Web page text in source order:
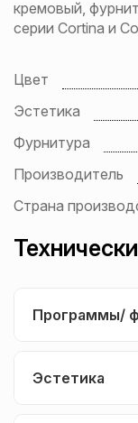
кремовый,
серии Cortina и
Цвет
Эстетика
Фурнитура
Производитель
Страна
Программы/
Эстетика